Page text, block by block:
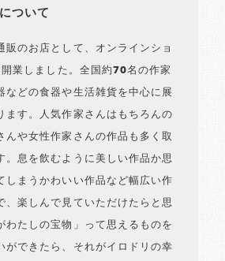
ついて
販のお店として、オンラインショ
業しました。全国約70名の作家
などの食器や生活雑貨を中心に展
ます。人気作家さんはもちろんの
んや女性作家さんの作品も多く取
。息を飲むように美しい作品か思
しまうかわいい作品など幅広い作
、楽しんで見ていただけたらと思
わたしの宝物」って思えるものを
ができたら、それがイロドリの幸